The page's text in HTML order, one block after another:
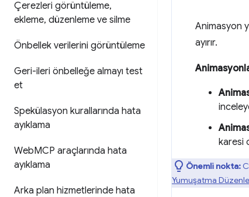
Çerezleri görüntüleme,
ekleme, düzenleme ve silme
Önbellek verilerini görüntüleme
Geri-ileri önbelleğe almayı test
et
Spekülasyon kurallarında hata
ayıklama
WebMCP araçlarında hata
ayıklama
Arka plan hizmetlerinde hata
Animasyon
ayırır.
karesi
Önemli nokta:
Yumuşatma